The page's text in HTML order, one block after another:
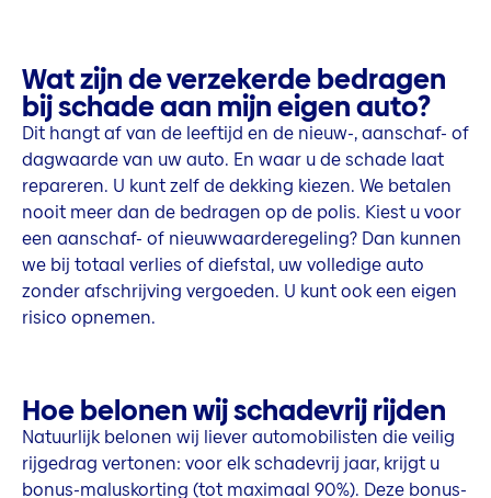
Wat zijn de verzekerde bedragen
bij schade aan mijn eigen auto?
Dit hangt af van de leeftijd en de nieuw-, aanschaf- of
dagwaarde van uw auto. En waar u de schade laat
repareren. U kunt zelf de dekking kiezen. We betalen
nooit meer dan de bedragen op de polis. Kiest u voor
een aanschaf- of nieuwwaarderegeling? Dan kunnen
we bij totaal verlies of diefstal, uw volledige auto
zonder afschrijving vergoeden. U kunt ook een eigen
risico opnemen.
Hoe belonen wij schadevrij rijden
Natuurlijk belonen wij liever automobilisten die veilig
rijgedrag vertonen: voor elk schadevrij jaar, krijgt u
bonus-maluskorting (tot maximaal 90%). Deze bonus-